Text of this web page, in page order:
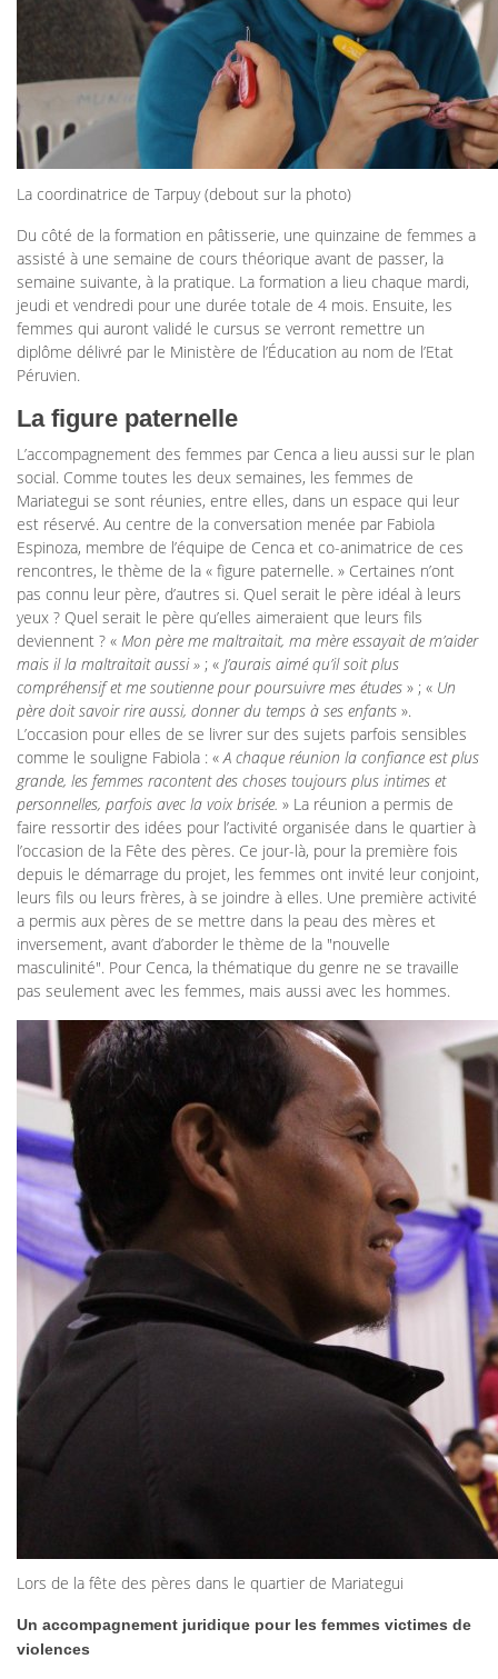
La coordinatrice de Tarpuy (debout sur la photo)
Du côté de la formation en pâtisserie, une quinzaine de femmes a
assisté à une semaine de cours théorique avant de passer, la
semaine suivante, à la pratique. La formation a lieu chaque mardi,
jeudi et vendredi pour une durée totale de 4 mois. Ensuite, les
femmes qui auront validé le cursus se verront remettre un
diplôme délivré par le Ministère de l’Éducation au nom de l’Etat
Péruvien.
La figure paternelle
L’accompagnement des femmes par Cenca a lieu aussi sur le plan
social. Comme toutes les deux semaines, les femmes de
Mariategui se sont réunies, entre elles, dans un espace qui leur
est réservé. Au centre de la conversation menée par Fabiola
Espinoza, membre de l’équipe de Cenca et co-animatrice de ces
rencontres, le thème de la « figure paternelle. » Certaines n’ont
pas connu leur père, d’autres si. Quel serait le père idéal à leurs
yeux ? Quel serait le père qu’elles aimeraient que leurs fils
deviennent ? « Mon père me maltraitait, ma mère essayait de m’aider
mais il la maltraitait aussi » ; « J’aurais aimé qu’il soit plus
compréhensif et me soutienne pour poursuivre mes études » ; « Un
père doit savoir rire aussi, donner du temps à ses enfants ».
L’occasion pour elles de se livrer sur des sujets parfois sensibles
comme le souligne Fabiola : «A chaque réunion la confiance est plus
grande, les femmes racontent des choses toujours plus intimes et
personnelles, parfois avec la voix brisée. » La réunion a permis de
faire ressortir des idées pour l’activité organisée dans le quartier à
l’occasion de la Fête des pères. Ce jour-là, pour la première fois
depuis le démarrage du projet, les femmes ont invité leur conjoint,
leurs fils ou leurs frères, à se joindre à elles. Une première activité
a permis aux pères de se mettre dans la peau des mères et
inversement, avant d’aborder le thème de la "nouvelle
masculinité". Pour Cenca, la thématique du genre ne se travaille
pas seulement avec les femmes, mais aussi avec les hommes.
Lors de la fête des pères dans le quartier de Mariategui
Un accompagnement juridique pour les femmes victimes de
violences